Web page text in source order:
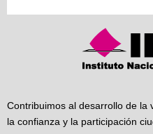
Contribuimos al desarrollo de la
la confianza y la participación